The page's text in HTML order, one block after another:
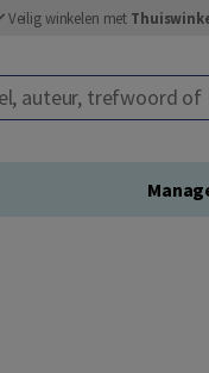
Veilig winkelen met
trefwoord of ISBN